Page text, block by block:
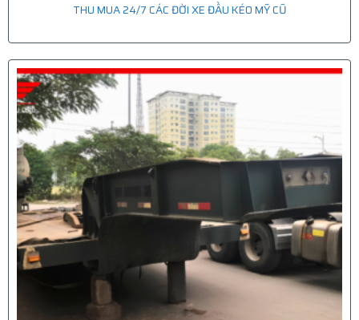
THU MUA 24/7 CÁC ĐỜI XE ĐẦU KÉO MỸ CŨ